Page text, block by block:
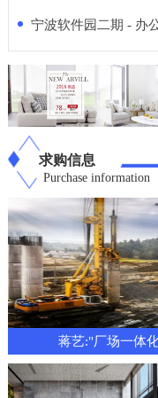
宁波软件园二期 - 办
求购信息
Purchase information
蒋艺:"厂场一体